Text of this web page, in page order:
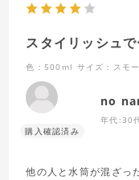
スタイリッシュ
色：500ml サイズ：スモ
no
年代:30
他の人と水筒が混ざっ